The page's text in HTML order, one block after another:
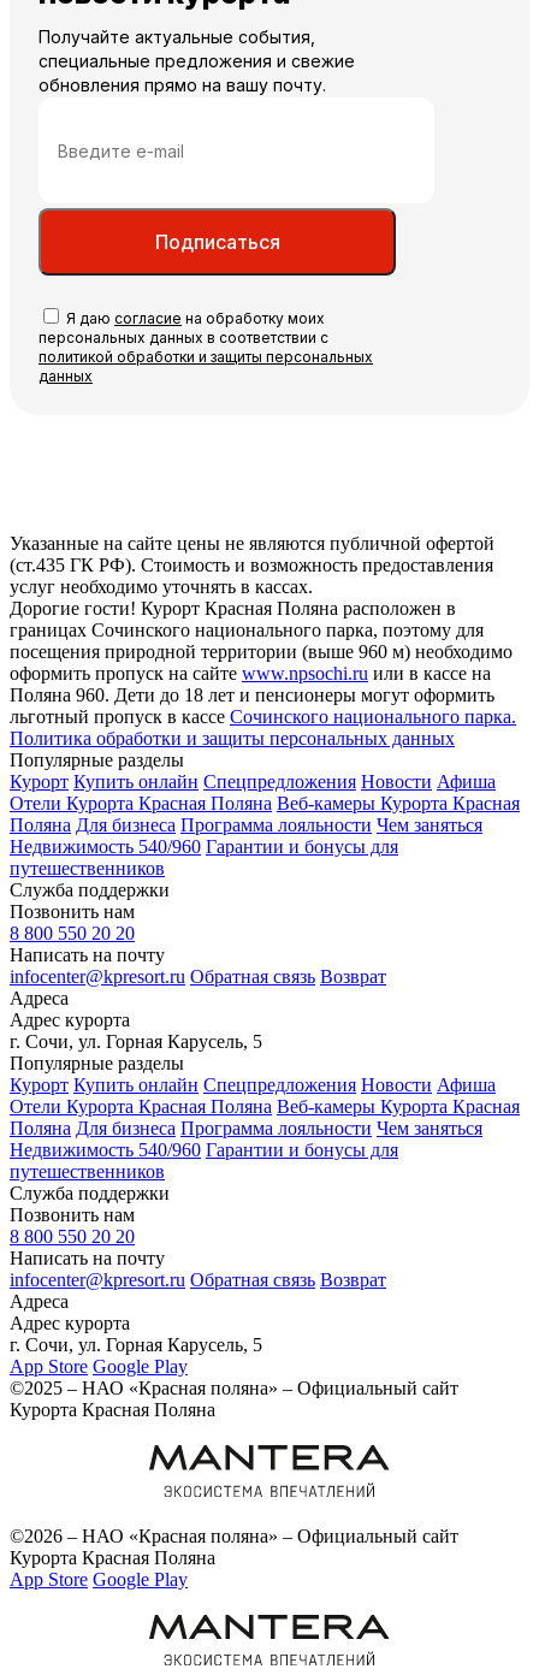
Получайте актуальные события,
специальные предложения и свежие
обновления прямо на вашу почту.
Подписаться
Я даю согласие на обработку моих
персональных данных в соответствии с
политикой обработки и защиты персональных
данных
Указанные на сайте цены не являются публичной офертой
(ст.435 ГК РФ). Стоимость и возможность предоставления
услуг необходимо уточнять в кассах.
Дорогие гости! Курорт Красная Поляна расположен в
границах Сочинского национального парка, поэтому для
посещения природной территории (выше 960 м) необходимо
оформить пропуск на сайте www.npsochi.ru или в кассе на
Поляна 960. Дети до 18 лет и пенсионеры могут оформить
льготный пропуск в кассе Сочинского национального парка.
Политика обработки и защиты персональных данных
Популярные разделы
Курорт Купить онлайн Спецпредложения Новости Афиша
Отели Курорта Красная Поляна Веб-камеры Курорта Красная
Поляна Для бизнеса Программа лояльности Чем заняться
Недвижимость 540/960 Гарантии и бонусы для
путешественников
Служба поддержки
Позвонить нам
8 800 550 20 20
Написать на почту
infocenter@kpresort.ru Обратная связь Возврат
Адреса
Адрес курорта
г. Сочи, ул. Горная Карусель, 5
Популярные разделы
Курорт Купить онлайн Спецпредложения Новости Афиша
Отели Курорта Красная Поляна Веб-камеры Курорта Красная
Поляна Для бизнеса Программа лояльности Чем заняться
Недвижимость 540/960 Гарантии и бонусы для
путешественников
Служба поддержки
Позвонить нам
8 800 550 20 20
Написать на почту
infocenter@kpresort.ru Обратная связь Возврат
Адреса
Адрес курорта
г. Сочи, ул. Горная Карусель, 5
App Store Google Play
©2025 – НАО «Красная поляна» – Официальный сайт
Курорта Красная Поляна
©2026 – НАО «Красная поляна» – Официальный сайт
Курорта Красная Поляна
App Store Google Play